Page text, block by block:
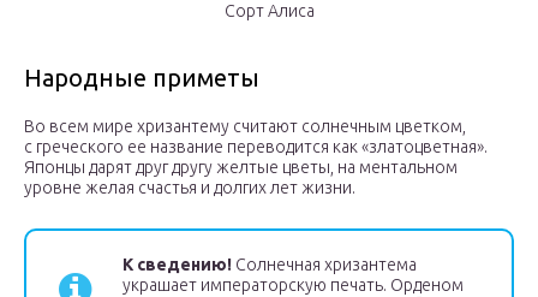
Сорт Алиса
Народные приметы
Во всем мире хризантему считают солнечным цветком,
с греческого ее название переводится как «златоцветная».
Японцы дарят друг другу желтые цветы, на ментальном
уровне желая счастья и долгих лет жизни.
К сведению! Солнечная хризантема
украшает императорскую печать. Орденом